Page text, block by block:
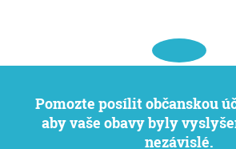
Pomozte posílit občanskou účast. Chceme,
aby vaše obavy byly
nezávislé.